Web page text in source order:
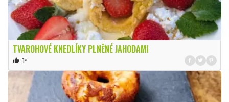
TVAROHOVÉ KNEDLÍKY PLNĚNÉ JAHODAMI
thumb_up 1×